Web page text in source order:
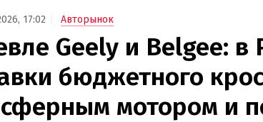
17:02 Авторынок
Geely и Belgee: в
бюджетного
мотором и